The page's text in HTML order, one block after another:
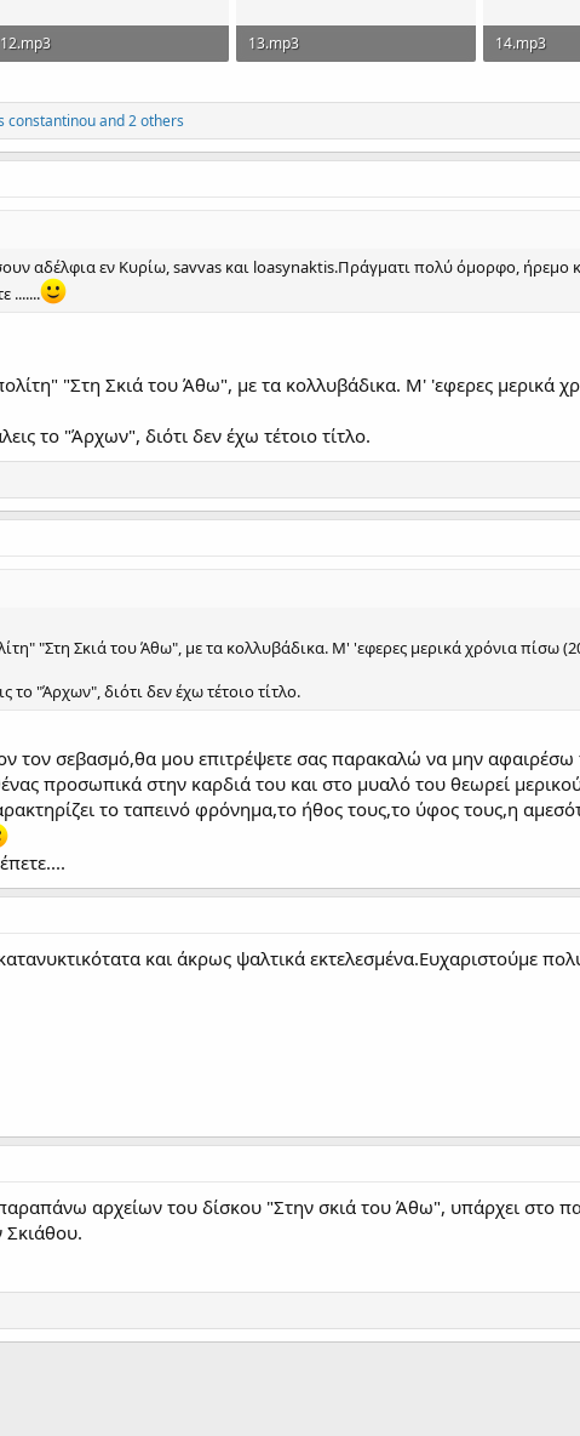
12.mp3
13.mp3
14.mp3
constantinouand 2 others
αδέλφια εν Κυρίω, savvas και loasynaktis.Πράγματι πολύ όμορφο, ήρεμο
.......
"Στη Σκιά του Άθω", με τα κολλυβάδικα. Μ' 'εφερες μερικά
το "Άρχων", διότι δεν έχω τέτοιο τίτλο.
"Στη Σκιά του Άθω", με τα κολλυβάδικα. Μ' 'εφερες μερικά χρόνια πίσω
"Άρχων", διότι δεν έχω τέτοιο τίτλο.
τον σεβασμό,θα μου επιτρέψετε σας παρακαλώ να μην αφαιρέσω
προσωπικά στην καρδιά του και στο μυαλό του θεωρεί
το ταπεινό φρόνημα,το ήθος τους,το ύφος τους,η
και άκρως ψαλτικά εκτελεσμένα.Ευχαριστούμε
αρχείων του δίσκου "Στην σκιά του Άθω", υπάρχει στο